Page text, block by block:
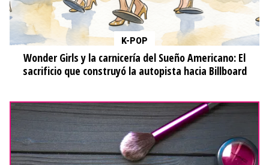
K-POP
Wonder Girls y la carnicería del Sueño Americano: El
sacrificio que construyó la autopista hacia Billboard